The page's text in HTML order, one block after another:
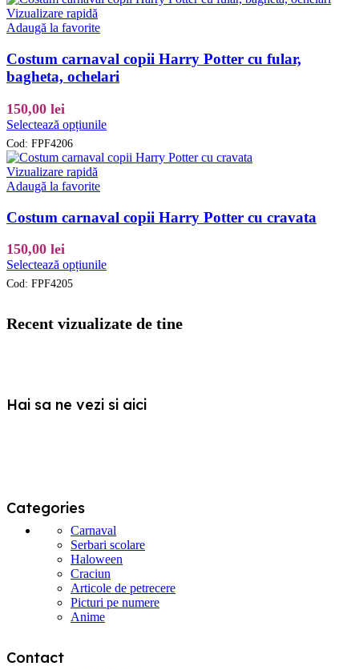
mai
Opțiunile
pot
fi
pagina
Vizualizare rapidă
Adaugă la favorite
Costum carnaval copii Harry Potter cu fular,
bagheta, ochelari
150,00 lei
Selectează opțiunileAcest
are
mai
Opțiunile
pot
în
Cod: FPF4206
Vizualizare rapidă
Adaugă la favorite
Costum carnaval copii Harry Potter cu cravata
150,00 lei
Selectează opțiunileAcest
multe
în
Cod: FPF4205
Recent vizualizate de tine
Hai sa ne vezi si aici
Categories
Carnaval
Serbari scolare
Haloween
Craciun
Articole de petrecere
Picturi pe numere
Anime
Contact